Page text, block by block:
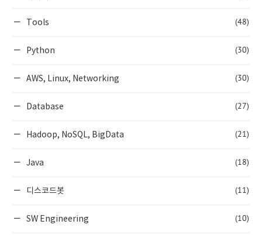
Tools (48)
Python (30)
AWS, Linux, Networking (30)
Database (27)
Hadoop, NoSQL, BigData (21)
Java (18)
디스코드봇 (11)
SW Engineering (10)